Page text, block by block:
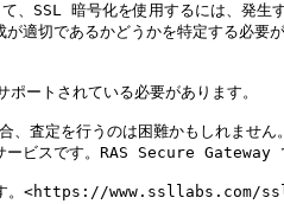
SSL 暗号化を使用するには、発生
適切であるかどうかを特定する必要が
ートされている必要があります。
、査定を行うのは困難かもしれま
ービスです。RAS Secure Gateway
ます。<https://www.ssllabs.com/